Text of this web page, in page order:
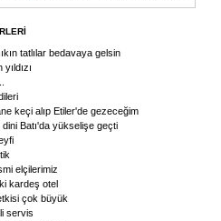
tatlılar bedavaya gelsin
keçi alıp Etiler'de gezeceğim
dini Batı'da yükselişe geçti
elçilerimiz
kardeş otel
çok büyük
servis